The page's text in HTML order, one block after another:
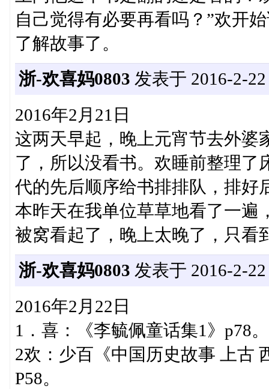
自己觉得有必要再看吗？”欢开
了解故事了。
浙-欢喜妈0803 发表于 2016-2-
2016年2月21日
这两天早起，晚上元宵节去外婆
了，所以没看书。欢睡前整理了
代的先后顺序给书排排队，排好
本昨天在我单位草草地看了一遍
被窝看起了，晚上太晚了，只看
浙-欢喜妈0803 发表于 2016-2-
2016年2月22日
1．喜：《李毓佩童话集1》p78。
2欢：少百《中国历史故事 上古
P58。